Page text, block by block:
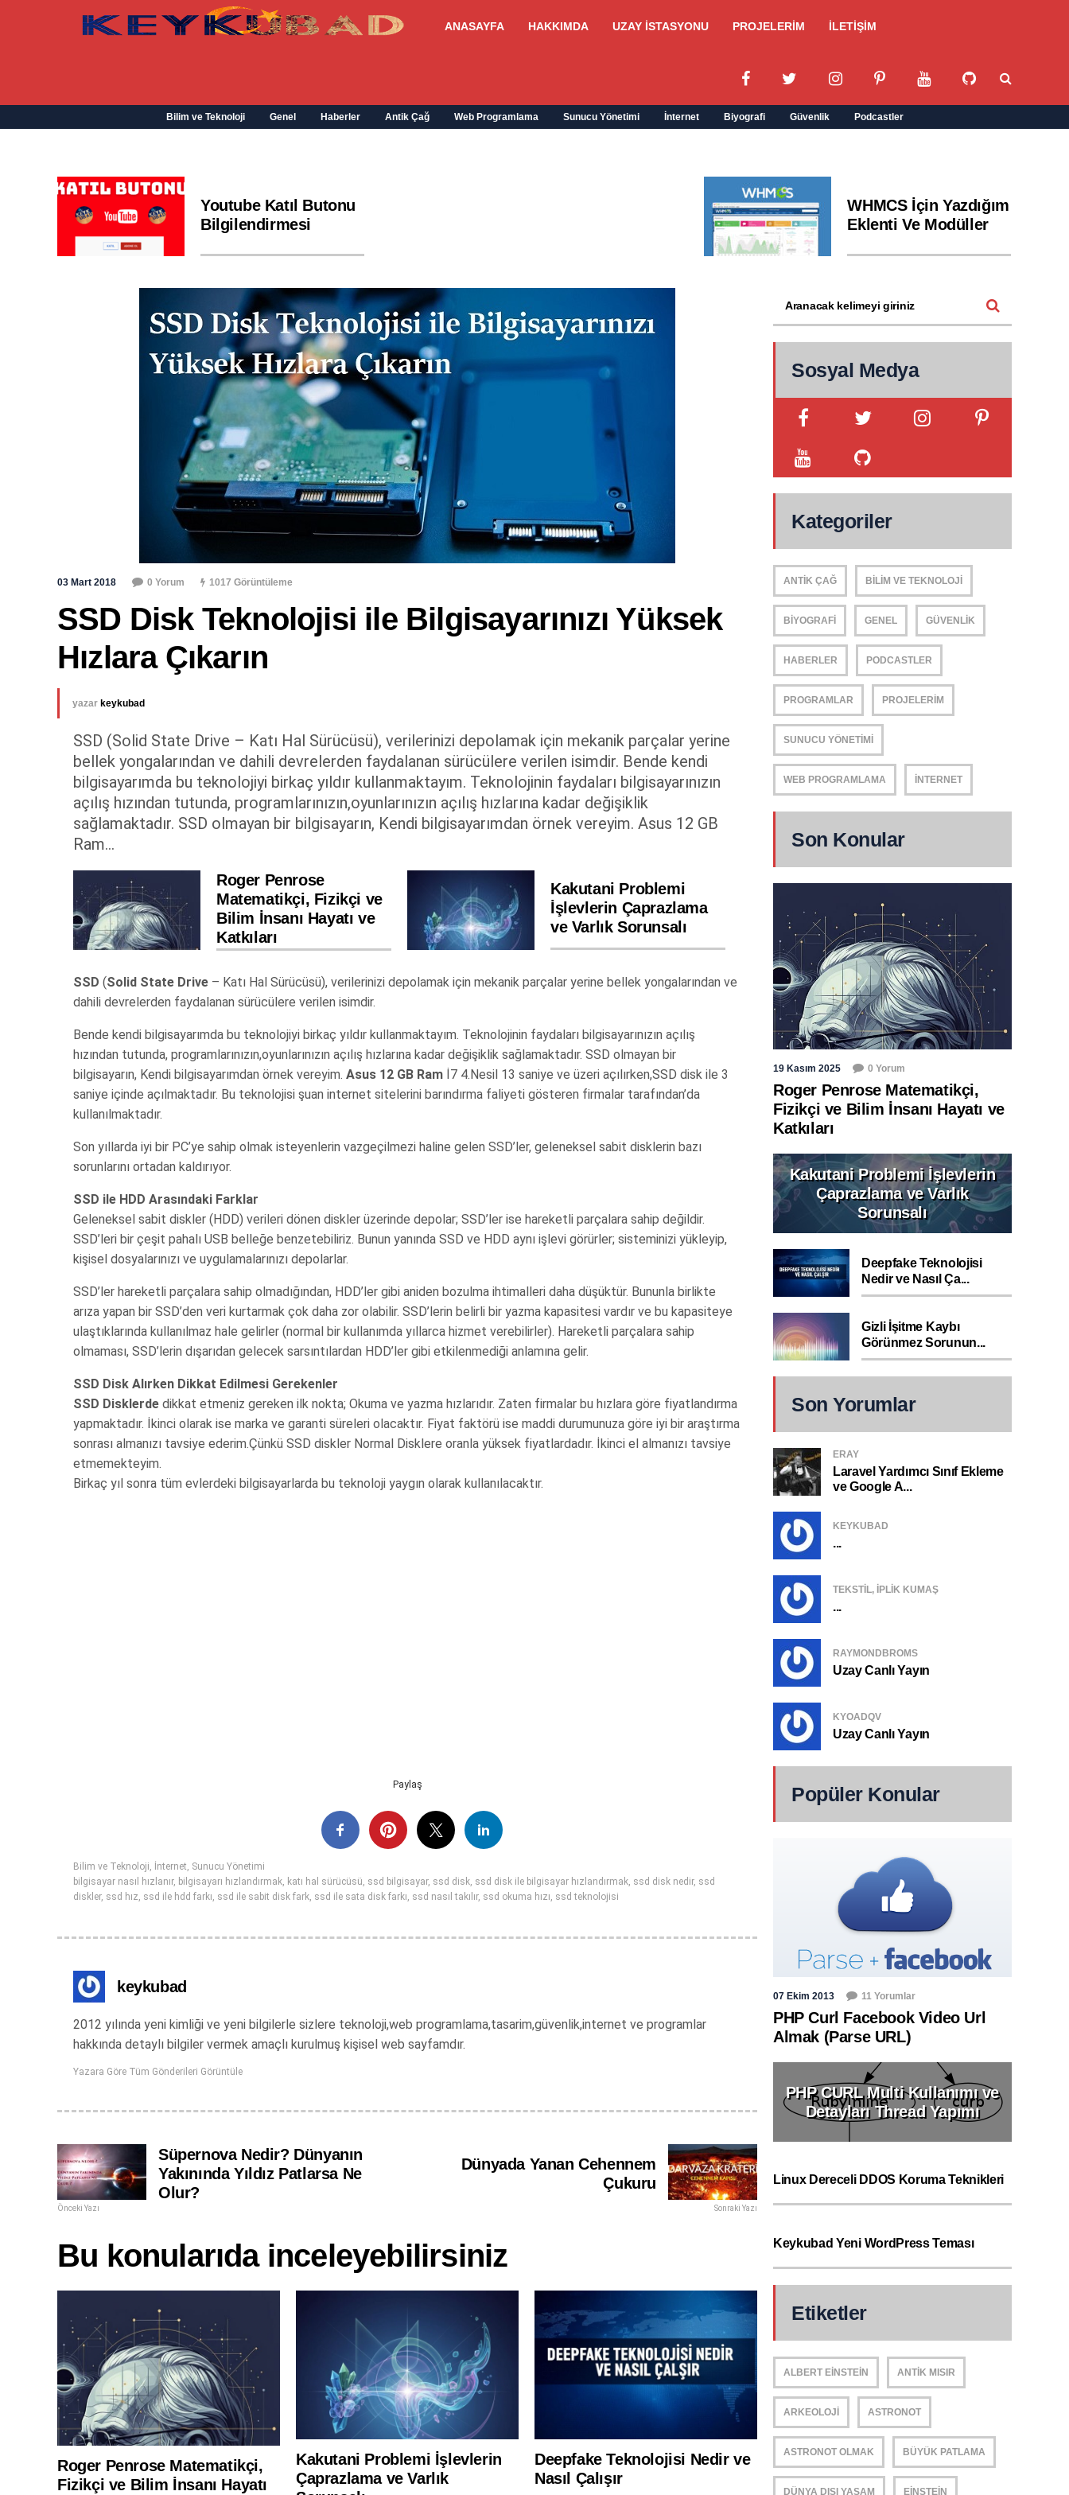
ANASAYFA HAKKIMDA UZAY İSTASYONU PROJELERİM İLETİŞİM
Bilim ve Teknoloji Genel Haberler Antik Çağ Web Programlama Sunucu Yönetimi İnternet Biyografi Güvenlik Podcastler
Youtube Katıl Butonu
Bilgilendirmesi
WHMCS İçin Yazdığım
Eklenti Ve Modüller
03 Mart 2018 0 Yorum 1017 Görüntüleme
SSD Disk Teknolojisi ile Bilgisayarınızı Yüksek
Hızlara Çıkarın
yazar keykubad
SSD (Solid State Drive – Katı Hal Sürücüsü), verilerinizi depolamak için mekanik parçalar yerine
bellek yongalarından ve dahili devrelerden faydalanan sürücülere verilen isimdir. Bende kendi
bilgisayarımda bu teknolojiyi birkaç yıldır kullanmaktayım. Teknolojinin faydaları bilgisayarınızın
açılış hızından tutunda, programlarınızın,oyunlarınızın açılış hızlarına kadar değişiklik
sağlamaktadır. SSD olmayan bir bilgisayarın, Kendi bilgisayarımdan örnek vereyim. Asus 12 GB
Ram...
Roger Penrose
Matematikçi, Fizikçi ve
Bilim İnsanı Hayatı ve
Katkıları
Kakutani Problemi
İşlevlerin Çaprazlama
ve Varlık Sorunsalı
SSD (Solid State Drive – Katı Hal Sürücüsü), verilerinizi depolamak için mekanik parçalar yerine bellek yongalarından ve
dahili devrelerden faydalanan sürücülere verilen isimdir.
Bende kendi bilgisayarımda bu teknolojiyi birkaç yıldır kullanmaktayım. Teknolojinin faydaları bilgisayarınızın açılış
hızından tutunda, programlarınızın,oyunlarınızın açılış hızlarına kadar değişiklik sağlamaktadır. SSD olmayan bir
bilgisayarın, Kendi bilgisayarımdan örnek vereyim. Asus 12 GB Ram İ7 4.Nesil 13 saniye ve üzeri açılırken,SSD disk ile 3
saniye içinde açılmaktadır. Bu teknolojisi şuan internet sitelerini barındırma faliyeti gösteren firmalar tarafından’da
kullanılmaktadır.
Son yıllarda iyi bir PC’ye sahip olmak isteyenlerin vazgeçilmezi haline gelen SSD’ler, geleneksel sabit disklerin bazı
sorunlarını ortadan kaldırıyor.
SSD ile HDD Arasındaki Farklar
Geleneksel sabit diskler (HDD) verileri dönen diskler üzerinde depolar; SSD’ler ise hareketli parçalara sahip değildir.
SSD’leri bir çeşit pahalı USB belleğe benzetebiliriz. Bunun yanında SSD ve HDD aynı işlevi görürler; sisteminizi yükleyip,
kişisel dosyalarınızı ve uygulamalarınızı depolarlar.
SSD’ler hareketli parçalara sahip olmadığından, HDD’ler gibi aniden bozulma ihtimalleri daha düşüktür. Bununla birlikte
arıza yapan bir SSD’den veri kurtarmak çok daha zor olabilir. SSD’lerin belirli bir yazma kapasitesi vardır ve bu kapasiteye
ulaştıklarında kullanılmaz hale gelirler (normal bir kullanımda yıllarca hizmet verebilirler). Hareketli parçalara sahip
olmaması, SSD’lerin dışarıdan gelecek sarsıntılardan HDD’ler gibi etkilenmediği anlamına gelir.
SSD Disk Alırken Dikkat Edilmesi Gerekenler
SSD Disklerde dikkat etmeniz gereken ilk nokta; Okuma ve yazma hızlarıdır. Zaten firmalar bu hızlara göre fiyatlandırma
yapmaktadır. İkinci olarak ise marka ve garanti süreleri olacaktır. Fiyat faktörü ise maddi durumunuza göre iyi bir araştırma
sonrası almanızı tavsiye ederim.Çünkü SSD diskler Normal Disklere oranla yüksek fiyatlardadır. İkinci el almanızı tavsiye
etmemekteyim.
Birkaç yıl sonra tüm evlerdeki bilgisayarlarda bu teknoloji yaygın olarak kullanılacaktır.
Paylaş
Bilim ve Teknoloji, İnternet, Sunucu Yönetimi
bilgisayar nasıl hızlanır, bilgisayarı hızlandırmak, katı hal sürücüsü, ssd bilgisayar, ssd disk, ssd disk ile bilgisayar hızlandırmak, ssd disk nedir, ssd
diskler, ssd hız, ssd ile hdd farkı, ssd ile sabit disk fark, ssd ile sata disk farkı, ssd nasıl takılır, ssd okuma hızı, ssd teknolojisi
keykubad
2012 yılında yeni kimliği ve yeni bilgilerle sizlere teknoloji,web programlama,tasarim,güvenlik,internet ve programlar
hakkında detaylı bilgiler vermek amaçlı kurulmuş kişisel web sayfamdır.
Yazara Göre Tüm Gönderileri Görüntüle
Süpernova Nedir? Dünyanın
Yakınında Yıldız Patlarsa Ne
Olur?
Önceki Yazı
Dünyada Yanan Cehennem
Çukuru
Sonraki Yazı
Bu konularıda inceleyebilirsiniz
Roger Penrose Matematikçi,
Fizikçi ve Bilim İnsanı Hayatı
Kakutani Problemi İşlevlerin
Çaprazlama ve Varlık
Deepfake Teknolojisi Nedir ve
Nasıl Çalışır
Sosyal Medya
Kategoriler
ANTIK ÇAĞ BILIM VE TEKNOLOJI
BIYOGRAFI GENEL GÜVENLIK
HABERLER PODCASTLER
PROGRAMLAR PROJELERIM
SUNUCU YÖNETIMI
WEB PROGRAMLAMA İNTERNET
Son Konular
19 Kasım 2025 0 Yorum
Roger Penrose Matematikçi,
Fizikçi ve Bilim İnsanı Hayatı ve
Katkıları
Kakutani Problemi İşlevlerin
Çaprazlama ve Varlık
Sorunsalı
Deepfake Teknolojisi
Nedir ve Nasıl Ça...
Gizli İşitme Kaybı
Görünmez Sorunun...
Son Yorumlar
ERAY
Laravel Yardımcı Sınıf Ekleme
ve Google A...
KEYKUBAD
...
TEKSTIL, IPLIK KUMAŞ
...
RAYMONDBROMS
Uzay Canlı Yayın
KYOADQV
Uzay Canlı Yayın
Popüler Konular
07 Ekim 2013 11 Yorumlar
PHP Curl Facebook Video Url
Almak (Parse URL)
PHP CURL Multi Kullanımı ve
Detayları Thread Yapımı
Linux Dereceli DDOS Koruma Teknikleri
Keykubad Yeni WordPress Teması
Etiketler
ALBERT EINSTEIN ANTIK MISIR
ARKEOLOJI ASTRONOT
ASTRONOT OLMAK BÜYÜK PATLAMA
DÜNYA DIŞI YAŞAM EINSTEIN